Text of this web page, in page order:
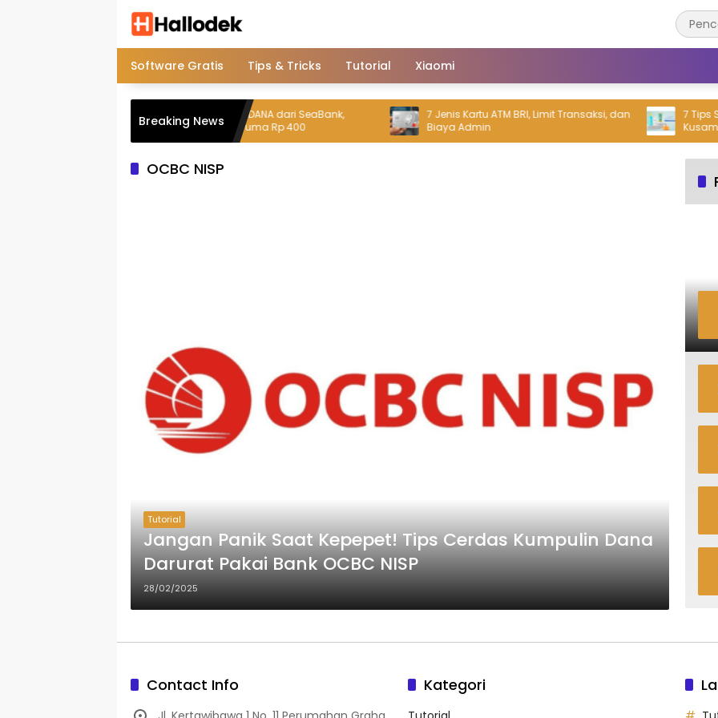
Software Gratis
Tips & Tricks Tutorial Xiaomi
Breaking News
Ini Cara Top Up DANA dari SeaBank,
Biaya Admin Cuma Rp 400
7 Jenis Kartu ATM BRI, Limit Transaksi, dan
Biaya Admin
7 Tips
Kusam
Glowing
OCBC NISP
Tutorial
Jangan Panik Saat Kepepet! Tips Cerdas Kumpulin Dana
Darurat Pakai Bank OCBC NISP
28/02/2025
Contact Info Kategori